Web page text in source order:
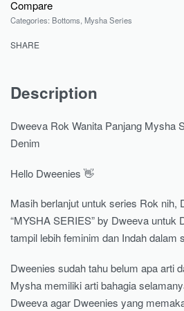
Compare
Categories: Bottoms, Mysha Series
SHARE
Description
Dweeva Rok Wanita Panjang Mysha
Denim
Hello Dweenies 👋
Masih berlanjut untuk series Rok nih,
“MYSHA SERIES” by Dweeva untuk
tampil lebih feminim dan Indah dalam
Dweenies sudah tahu belum apa arti
Mysha memiliki arti bahagia
Dweeva agar Dweenies yang